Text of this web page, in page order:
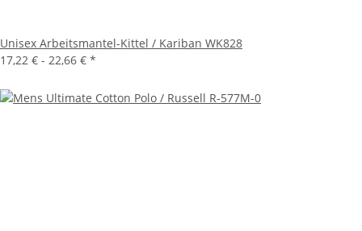
Unisex Arbeitsmantel-Kittel / Kariban WK828
17,22 € - 22,66 € *